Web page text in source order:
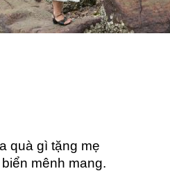
quà gì tặng mẹ
mênh mang.